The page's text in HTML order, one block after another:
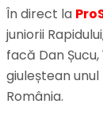
În direct la
juniorii
facă Dan
giuleștean
România.